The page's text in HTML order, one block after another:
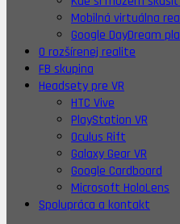
Mobilná virtuálna
Google DayDream
O rozšírenej realite
FB skupina
Headsety pre VR
HTC Vive
PlayStation VR
Oculus Rift
Galaxy Gear VR
Google Cardboard
Microsoft HoloLens
Spolupráca a kontakt